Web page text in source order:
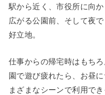
駅から近く、市役所に向
広がる公園前、そして夜
好立地。
仕事からの帰宅時はもち
園で遊び疲れたら、お昼
まざまなシーンで利用でき